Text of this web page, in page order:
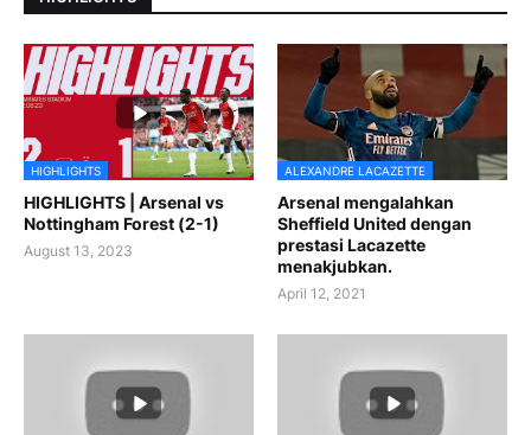
HIGHLIGHTS
HIGHLIGHTS | Arsenal vs
Nottingham Forest (2-1)
August 13, 2023
ALEXANDRE LACAZETTE
Arsenal mengalahkan
Sheffield United dengan
prestasi Lacazette
menakjubkan.
April 12, 2021